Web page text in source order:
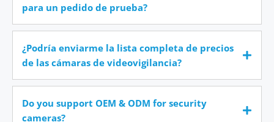
para un pedido de prueba?
¿Podría enviarme la lista completa de precios
de las cámaras de videovigilancia?
Do you support OEM & ODM for security
cameras?